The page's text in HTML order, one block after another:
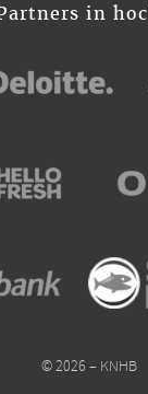
in
© 2026 – KNHB